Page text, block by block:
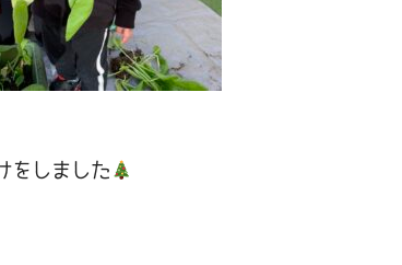
をしました